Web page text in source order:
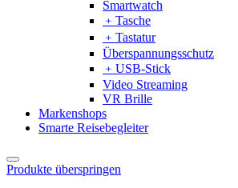
Smartwatch
﹢ Tasche
﹢ Tastatur
Überspannungsschutz
﹢ USB-Stick
Video Streaming
VR Brille
Markenshops
Smarte Reisebegleiter
Produkte überspringen